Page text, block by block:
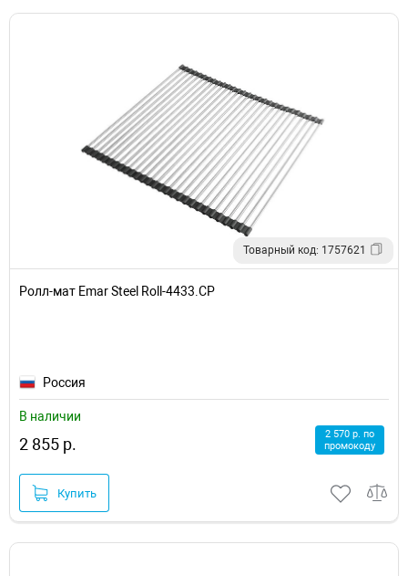
Товарный код: 1757621
Ролл-мат Emar Steel Roll-4433.CP
Россия
В наличии
2 855 р.
2 570 р. по
промокоду
Купить